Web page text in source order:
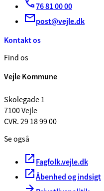
76 81 00 00
post@vejle.dk
Kontakt os
Find os
Vejle Kommune
Skolegade 1
7100 Vejle
CVR. 29 18 99 00
Se også
Fagfolk.vejle.dk
Åbenhed og indsigt